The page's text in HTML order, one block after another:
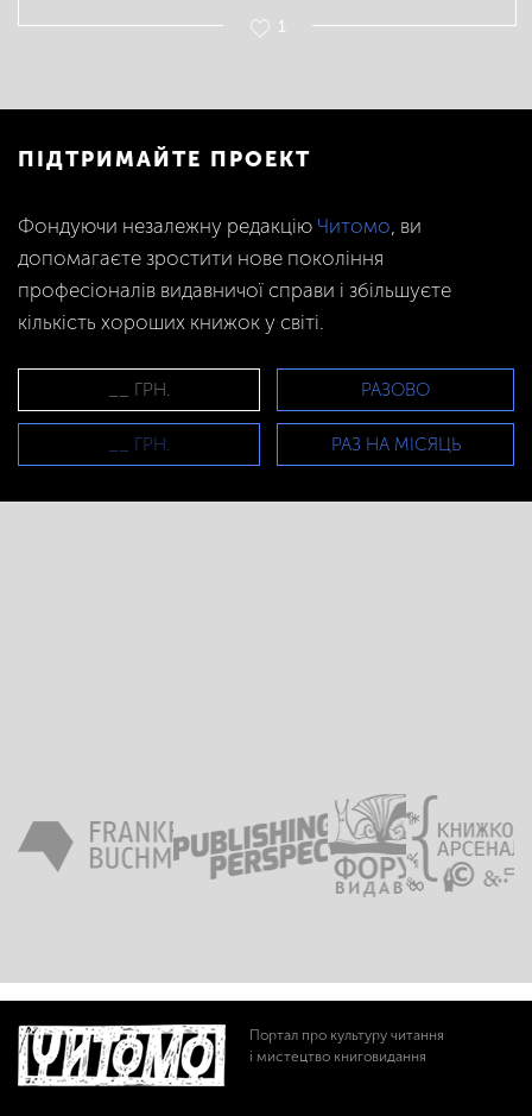
1
ПІДТРИМАЙТЕ ПРОЕКТ
Фондуючи незалежну редакцію Читомо, ви
допомагаєте зростити нове покоління
професіоналів видавничої справи і збільшуєте
кількість хороших книжок у світі.
РАЗОВО
РАЗ НА МІСЯЦЬ
Портал про культуру читання
і мистецтво книговидання